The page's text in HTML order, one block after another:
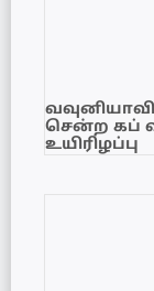
சென்ற கப்
உயிரிழப்பு